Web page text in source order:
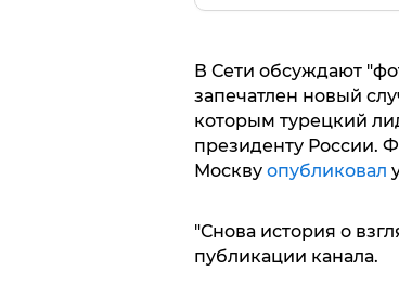
В Сети обсуждают
запечатлен новый
которым турецкий
президенту России.
Москву опубликовал
"Снова история о
публикации канала.